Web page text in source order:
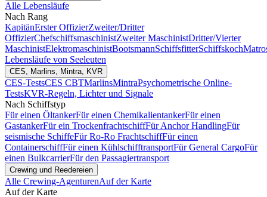
Alle Lebensläufe
Nach Rang
KapitänErster OffizierZweiter/Dritter
OffizierChefschiffsmaschinistZweiter MaschinistDritter/Vierter
MaschinistElektromaschinistBootsmannSchiffsfitterSchiffskoch
Lebensläufe von Seeleuten
CES, Marlins, Mintra, KVR
CES-TestsCES CBTMarlinsMintraPsychometrische Online-
TestsKVR-Regeln, Lichter und Signale
Nach Schiffstyp
Für einen ÖltankerFür einen ChemikalientankerFür einen
GastankerFür ein TrockenfrachtschiffFür Anchor HandlingFür
seismische SchiffeFür Ro-Ro FrachtschiffFür einen
ContainerschiffFür einen KühlschifftransportFür General CargoFür
einen BulkcarrierFür den Passagiertransport
Crewing und Reedereien
Alle Crewing-AgenturenAuf der Karte
Auf der Karte